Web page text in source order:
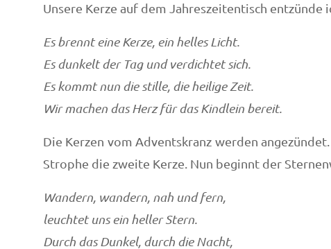
Unsere Kerze auf dem Jahreszeitentisch entzünde
Es brennt eine Kerze, ein helles Licht.
Es dunkelt der Tag und verdichtet sich.
Es kommt nun die stille, die heilige Zeit.
Wir machen das Herz für das Kindlein bereit.
Die Kerzen vom Adventskranz werden
Strophe die zweite Kerze. Nun beginnt der
Wandern, wandern, nah und fern,
leuchtet uns ein heller Stern.
Durch das Dunkel, durch die Nacht,